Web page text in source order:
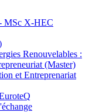
MSc X-HEC
Renouvelables :
(Master)
et Entreprenariat